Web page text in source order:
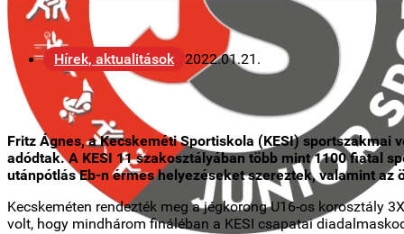
Hírek, aktualitások 2022.01.21.
Fritz Ágnes, a Kecskeméti Sportiskola (KESI)
adódtak. A KESI 11 szakosztályában több mint 1100 fiatal
utánpótlás Eb-n érmes helyezéseket szereztek, valamint
Kecskeméten rendezték meg a jégkorong U16-os korosztály
volt, hogy mindhárom fináléban a KESI csapatai